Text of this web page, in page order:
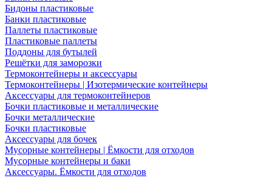
Бидоны пластиковые
Банки пластиковые
Паллеты пластиковые
Пластиковые паллеты
Поддоны для бутылей
Решётки для заморозки
Термоконтейнеры и аксессуары
Термоконтейнеры | Изотермические контейнеры
Аксессуары для термоконтейнеров
Бочки пластиковые и металлические
Бочки металлические
Бочки пластиковые
Аксессуары для бочек
Мусорные контейнеры | Ёмкости для отходов
Мусорные контейнеры и баки
Аксессуары. Ёмкости для отходов